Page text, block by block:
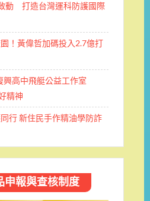
動 打造台灣運科防護國際
！黃偉哲加碼投入2.7億打
興高中飛艇公益工作室
精神
行 新住民手作精油學防詐
申報與查核制度